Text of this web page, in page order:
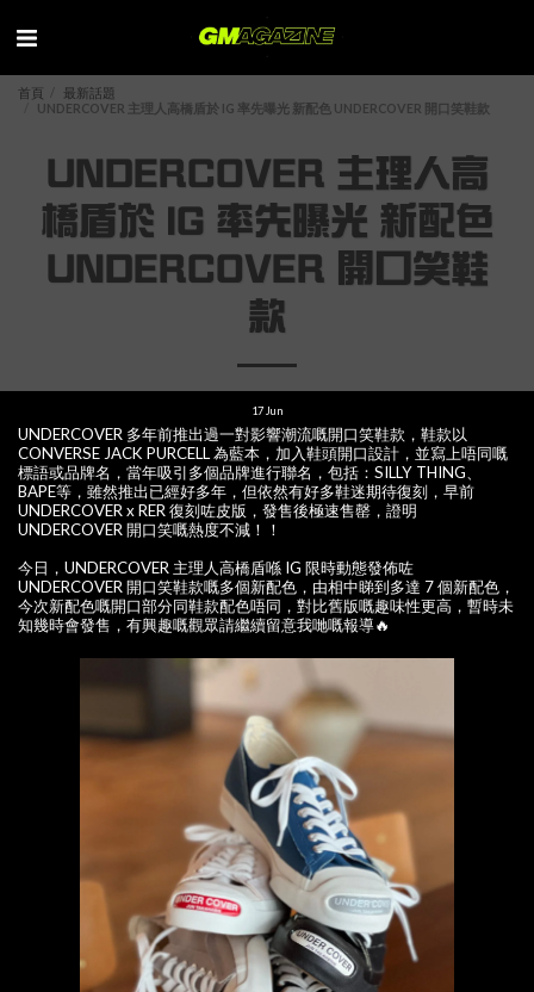
首頁
最新話題
UNDERCOVER 主理人高橋盾於 IG 率先曝光 新配色 UNDERCOVER 開口笑鞋款
UNDERCOVER 主理人高
橋盾於 IG 率先曝光 新配色
UNDERCOVER 開口笑鞋
款
17 Jun
UNDERCOVER 多年前推出過一對影響潮流嘅開口笑鞋款，鞋款以
CONVERSE JACK PURCELL 為藍本，加入鞋頭開口設計，並寫上唔同嘅
標語或品牌名，當年吸引多個品牌進行聯名，包括：SILLY THING、
BAPE等，雖然推出已經好多年，但依然有好多鞋迷期待復刻，早前
UNDERCOVER x RER 復刻咗皮版，發售後極速售罄，證明
UNDERCOVER 開口笑嘅熱度不減！！
今日，UNDERCOVER 主理人高橋盾喺 IG 限時動態發佈咗
UNDERCOVER 開口笑鞋款嘅多個新配色，由相中睇到多達 7 個新配色，
今次新配色嘅開口部分同鞋款配色唔同，對比舊版嘅趣味性更高，暫時未
知幾時會發售，有興趣嘅觀眾請繼續留意我哋嘅報導🔥